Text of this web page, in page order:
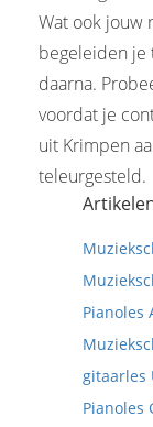
Wat ook jouw
begeleiden
daarna.
voordat je
uit Krimpen
teleurgesteld.
Pianoles
gitaarles
Pianoles